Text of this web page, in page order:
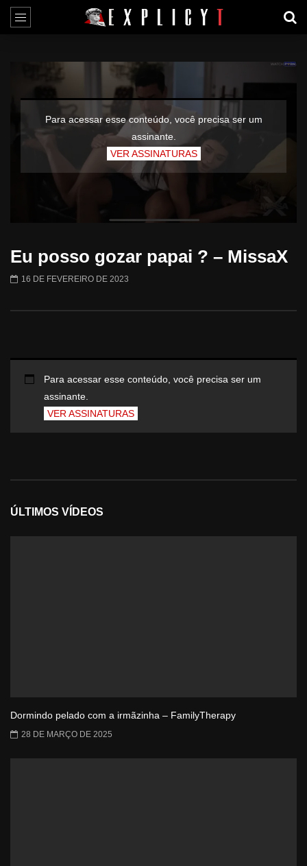
Para acessar esse conteúdo, você precisa ser um
assinante.
VER ASSINATURAS
Eu posso gozar papai ? – MissaX
16 DE FEVEREIRO DE 2023
Para acessar esse conteúdo, você precisa ser um
assinante.
VER ASSINATURAS
ÚLTIMOS VÍDEOS
Dormindo pelado com a irmãzinha – FamilyTherapy
28 DE MARÇO DE 2025